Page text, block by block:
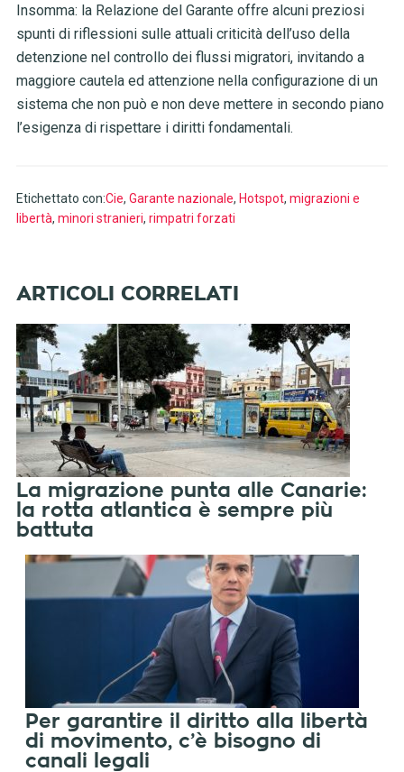
Insomma: la Relazione del Garante offre alcuni preziosi
spunti di riflessioni sulle attuali criticità dell’uso della
detenzione nel controllo dei flussi migratori, invitando a
maggiore cautela ed attenzione nella configurazione di un
sistema che non può e non deve mettere in secondo piano
l’esigenza di rispettare i diritti fondamentali.
Etichettato con:Cie, Garante nazionale, Hotspot, migrazioni e
libertà, minori stranieri, rimpatri forzati
La migrazione punta alle Canarie:
la rotta atlantica è sempre più
battuta
Per garantire il diritto alla libertà
di movimento, c’è bisogno di
canali legali